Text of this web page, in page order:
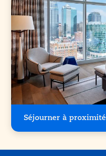
Séjourner à proximité